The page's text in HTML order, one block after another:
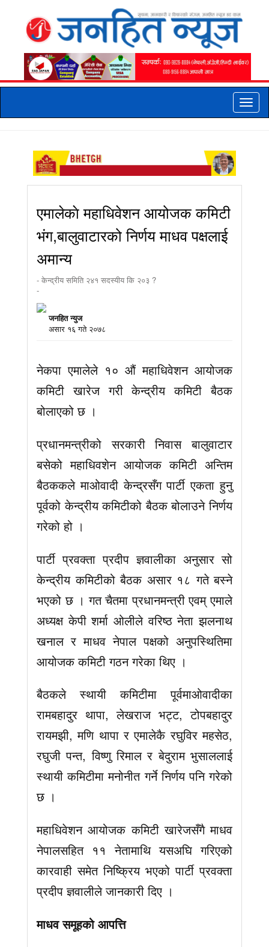
Toggle
एमालेकाे महाधिवेशन आयोजक कमिटी
भंग,बालुवाटारको निर्णय माधव पक्षलाई
अमान्य
- केन्द्रीय समिति २४१ सदस्यीय कि २०३ ?
-
जनहित न्युज
असार १६ गते २०७८
नेकपा एमालेले १० औं महाधिवेशन आयोजक
कमिटी खारेज गरी केन्द्रीय कमिटी बैठक
बोलाएको छ ।
प्रधानमन्त्रीको सरकारी निवास बालुवाटार
बसेको महाधिवशेन आयोजक कमिटी अन्तिम
बैठककले माओवादी केन्द्रसँग पार्टी एकता हुनु
पूर्वको केन्द्रीय कमिटीको बैठक बोलाउने निर्णय
गरेको हो ।
पार्टी प्रवक्ता प्रदीप ज्ञवालीका अनुसार सो
केन्द्रीय कमिटीको बैठक असार १८ गते बस्ने
भएको छ । गत चैतमा प्रधानमन्त्री एवम् एमाले
अध्यक्ष केपी शर्मा ओलीले वरिष्ठ नेता झलनाथ
खनाल र माधव नेपाल पक्षको अनुपस्थितिमा
आयोजक कमिटी गठन गरेका थिए ।
बैठकले स्थायी कमिटीमा पूर्वमाओवादीका
रामबहादुर थापा, लेखराज भट्ट, टोपबहादुर
रायमझी, मणि थापा र एमालेकै रघुविर महसेठ,
रघुजी पन्त, विष्णु रिमाल र बेदुराम भुसाललाई
स्थायी कमिटीमा मनोनीत गर्ने निर्णय पनि गरेको
छ ।
महाधिवेशन आयोजक कमिटी खारेजसँगै माधव
नेपालसहित ११ नेतामाथि यसअघि गरिएको
कारवाही समेत निष्क्रिय भएको पार्टी प्रवक्ता
प्रदीप ज्ञवालीले जानकारी दिए ।
माधव समूहको आपत्ति